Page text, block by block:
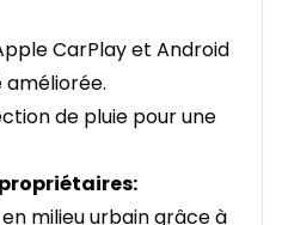
CarPlay et Android
de pluie pour une
milieu urbain grâce à